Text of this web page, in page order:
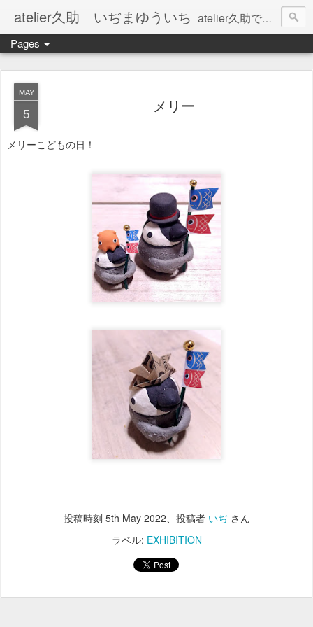
atelier久助 いぢまゆういち atelier久助では土と火から暖かなモノたちを生み出しています。 ご覧になられた方が和んで頂ければ幸いです。
Pages
MAY
5 メリー
メリーこどもの日！
投稿時刻 5th May 2022、投稿者 いぢさん
ラベル: EXHIBITION